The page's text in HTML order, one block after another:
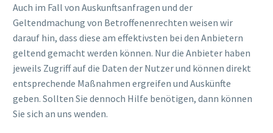
Auch im Fall von Auskunftsanfragen und der
Geltendmachung von Betroffenenrechten weisen wir
darauf hin, dass diese am effektivsten bei den Anbietern
geltend gemacht werden können. Nur die Anbieter haben
jeweils Zugriff auf die Daten der Nutzer und können direkt
entsprechende Maßnahmen ergreifen und Auskünfte
geben. Sollten Sie dennoch Hilfe benötigen, dann können
Sie sich an uns wenden.